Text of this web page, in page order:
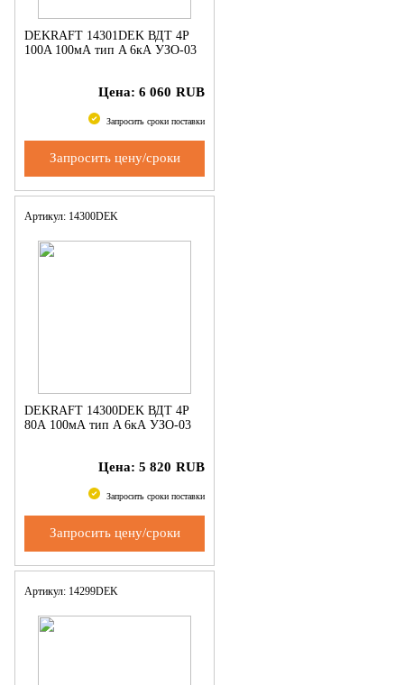
DEKRAFT 14301DEK ВДТ 4P
100A 100мА тип A 6кА УЗО-03
Цена: 6 060 RUB
Запросить сроки поставки
Запросить цену/сроки
Артикул: 14300DEK
DEKRAFT 14300DEK ВДТ 4P
80А 100мА тип A 6кА УЗО-03
Цена: 5 820 RUB
Запросить сроки поставки
Запросить цену/сроки
Артикул: 14299DEK